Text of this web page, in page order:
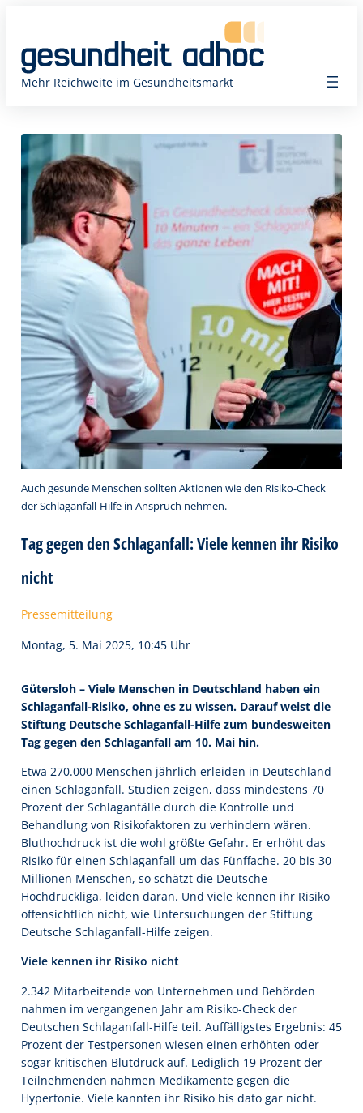
springen
Mehr Reichweite im Gesundheitsmarkt
Auch gesunde Menschen sollten Aktionen wie den Risiko-Check
der Schlaganfall-Hilfe in Anspruch nehmen.
Tag gegen den Schlaganfall: Viele kennen ihr Risiko
nicht
Pressemitteilung
Montag, 5. Mai 2025, 10:45 Uhr
Gütersloh – Viele Menschen in Deutschland haben ein
Schlaganfall-Risiko, ohne es zu wissen. Darauf weist die
Stiftung Deutsche Schlaganfall-Hilfe zum bundesweiten
Tag gegen den Schlaganfall am 10. Mai hin.
Etwa 270.000 Menschen jährlich erleiden in Deutschland
einen Schlaganfall. Studien zeigen, dass mindestens 70
Prozent der Schlaganfälle durch die Kontrolle und
Behandlung von Risikofaktoren zu verhindern wären.
Bluthochdruck ist die wohl größte Gefahr. Er erhöht das
Risiko für einen Schlaganfall um das Fünffache. 20 bis 30
Millionen Menschen, so schätzt die Deutsche
Hochdruckliga, leiden daran. Und viele kennen ihr Risiko
offensichtlich nicht, wie Untersuchungen der Stiftung
Deutsche Schlaganfall-Hilfe zeigen.
Viele kennen ihr Risiko nicht
2.342 Mitarbeitende von Unternehmen und Behörden
nahmen im vergangenen Jahr am Risiko-Check der
Deutschen Schlaganfall-Hilfe teil. Auffälligstes Ergebnis: 45
Prozent der Testpersonen wiesen einen erhöhten oder
sogar kritischen Blutdruck auf. Lediglich 19 Prozent der
Teilnehmenden nahmen Medikamente gegen die
Hypertonie. Viele kannten ihr Risiko bis dato gar nicht.